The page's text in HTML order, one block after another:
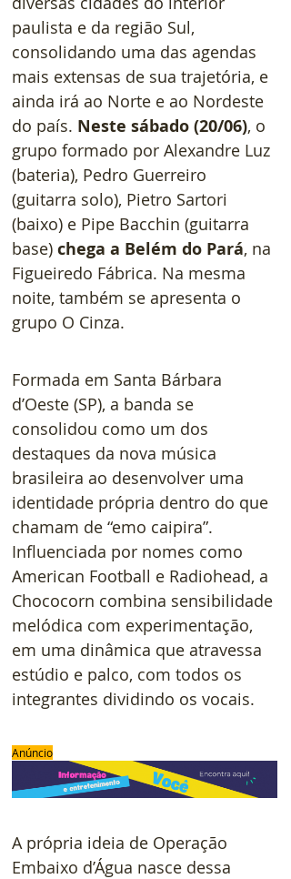
paulista e da região Sul,
consolidando uma das agendas
mais extensas de sua trajetória, e
ainda irá ao Norte e ao Nordeste
do país. Neste sábado (20/06), o
grupo formado por Alexandre Luz
(bateria), Pedro Guerreiro
(guitarra solo), Pietro Sartori
(baixo) e Pipe Bacchin (guitarra
base) chega a Belém do Pará, na
Figueiredo Fábrica. Na mesma
noite, também se apresenta o
grupo O Cinza.
Formada em Santa Bárbara
d’Oeste (SP), a banda se
consolidou como um dos
destaques da nova música
brasileira ao desenvolver uma
identidade própria dentro do que
chamam de “emo caipira”.
Influenciada por nomes como
American Football e Radiohead, a
Chococorn combina sensibilidade
melódica com experimentação,
em uma dinâmica que atravessa
estúdio e palco, com todos os
integrantes dividindo os vocais.
Anúncio
A própria ideia de Operação
Embaixo d’Água nasce dessa